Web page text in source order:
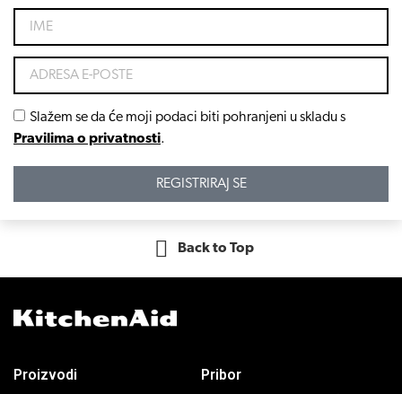
Slažem se da će moji podaci biti pohranjeni u skladu s
Pravilima o privatnosti.
REGISTRIRAJ SE
Back to Top
Proizvodi Pribor